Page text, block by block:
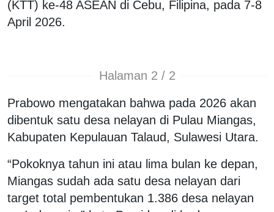
(KTT) ke-48 ASEAN di Cebu, Filipina, pada 7-8
April 2026.
Halaman 2 / 2
Prabowo mengatakan bahwa pada 2026 akan
dibentuk satu desa nelayan di Pulau Miangas,
Kabupaten Kepulauan Talaud, Sulawesi Utara.
“Pokoknya tahun ini atau lima bulan ke depan,
Miangas sudah ada satu desa nelayan dari
target total pembentukan 1.386 desa nelayan